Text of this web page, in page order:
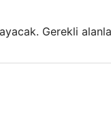
Gerekli